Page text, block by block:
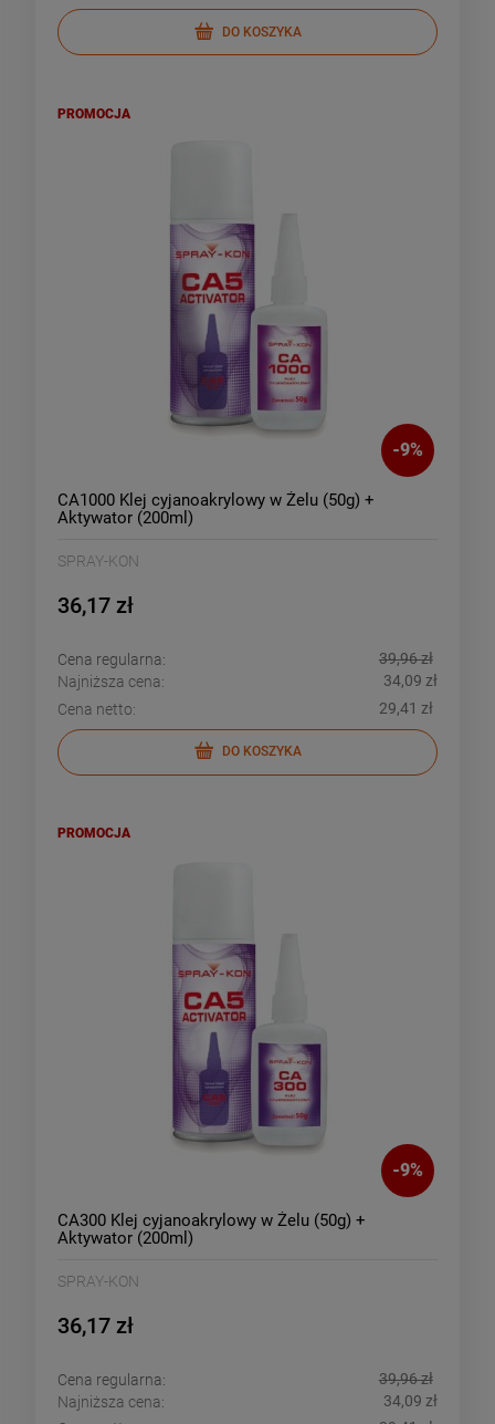
DO KOSZYKA
-9%
CA1000 Klej cyjanoakrylowy w Żelu (50g) +
Aktywator (200ml)
SPRAY-KON
36,17 zł
Cena regularna:
39,96 zł
Najniższa cena:
34,09 zł
Cena netto:
29,41 zł
DO KOSZYKA
PROMOCJA
-9%
CA300 Klej cyjanoakrylowy w Żelu (50g) +
Aktywator (200ml)
SPRAY-KON
36,17 zł
Cena regularna:
39,96 zł
Najniższa cena:
34,09 zł
PROMOCJA